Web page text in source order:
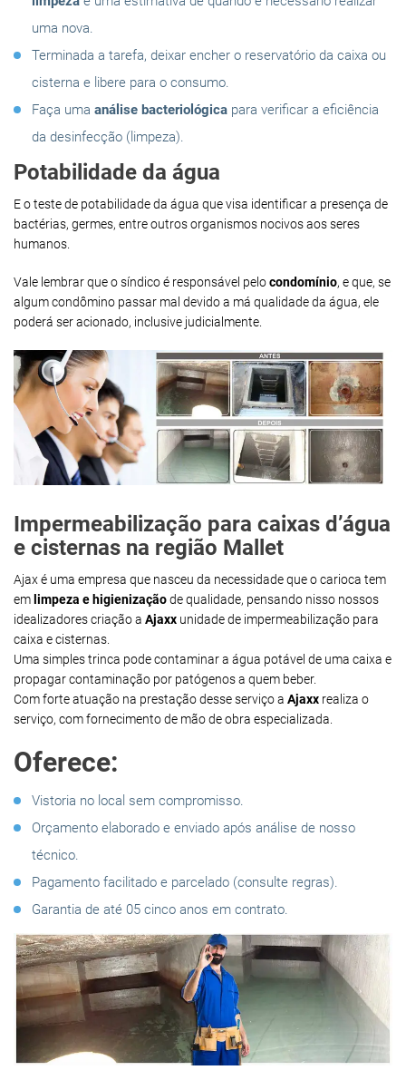
uma nova.
Terminada a tarefa, deixar encher o reservatório da caixa ou
cisterna e libere para o consumo.
Faça uma análise bacteriológica para verificar a eficiência
da desinfecção (limpeza).
Potabilidade da água
E o teste de potabilidade da água que visa identificar a presença de
bactérias, germes, entre outros organismos nocivos aos seres
humanos.
Vale lembrar que o síndico é responsável pelocondomínio, e que, se
algum condômino passar mal devido a má qualidade da água, ele
poderá ser acionado, inclusive judicialmente.
Impermeabilização para caixas d’água
e cisternas na região Mallet
Ajax é uma empresa que nasceu da necessidade que o carioca tem
em limpeza e higienizaçãode qualidade, pensando nisso nossos
idealizadores criação a Ajaxx unidade de impermeabilização para
caixa e cisternas.
Uma simples trinca pode contaminar a água potável de uma caixa e
propagar contaminação por patógenos a quem beber.
Com forte atuação na prestação desse serviço a Ajaxx realiza o
serviço, com fornecimento de mão de obra especializada.
Oferece:
Vistoria no local sem compromisso.
Orçamento elaborado e enviado após análise de nosso
técnico.
Pagamento facilitado e parcelado (consulte regras).
Garantia de até 05 cinco anos em contrato.